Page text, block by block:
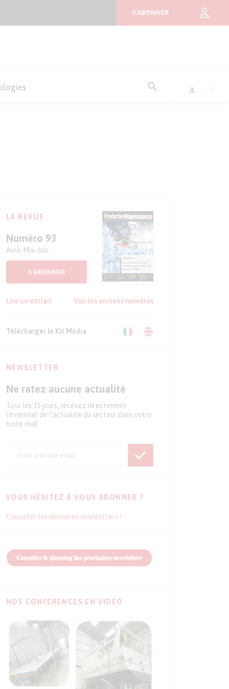
S'ABONNER
LA REVUE
Numéro 93
Avril-Mai-Juin
S'ABONNER
Lire un extrait Voir les anciens numéros
Télécharger le Kit Média
NEWSLETTER
Ne ratez aucune actualité
Tous les 15 jours, recevez directement
l'essentiel de l'actualité du secteur dans votre
boite mail
VOUS HÉSITEZ À VOUS ABONNER ?
Consulter les dernières newsletters !
NOS CONFÉRENCES EN VIDÉO